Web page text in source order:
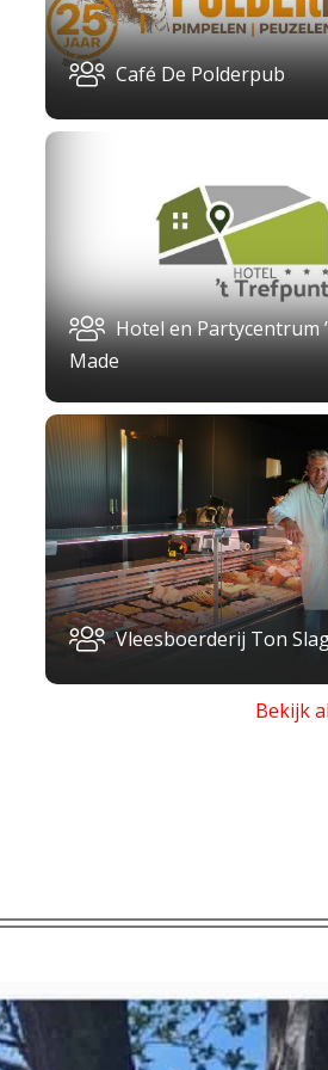
Café De Polderpub
Hotel en Partycentrum
Made
Vleesboerderij Ton
Bekijk